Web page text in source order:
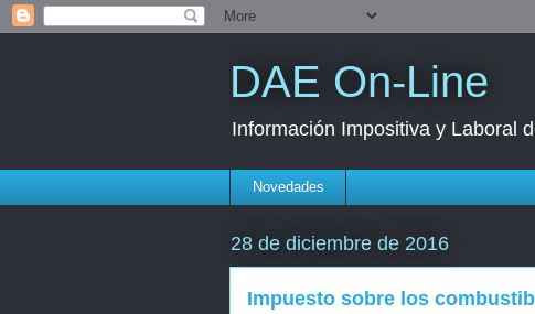
DAE On-Line
Información Impositiva y Laboral
Novedades
28 de diciembre de 2016
Impuesto sobre los